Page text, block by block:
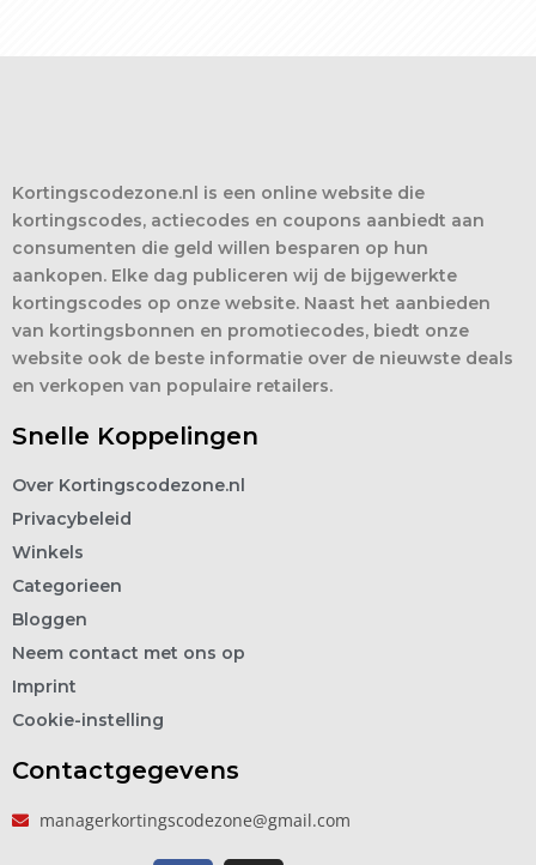
Kortingscodezone.nl is een online website die
kortingscodes, actiecodes en coupons aanbiedt aan
consumenten die geld willen besparen op hun
aankopen. Elke dag publiceren wij de bijgewerkte
kortingscodes op onze website. Naast het aanbieden
van kortingsbonnen en promotiecodes, biedt onze
website ook de beste informatie over de nieuwste deals
en verkopen van populaire retailers.
Snelle Koppelingen
Over Kortingscodezone.nl
Privacybeleid
Winkels
Categorieen
Bloggen
Neem contact met ons op
Imprint
Cookie-instelling
Contactgegevens
managerkortingscodezone@gmail.com